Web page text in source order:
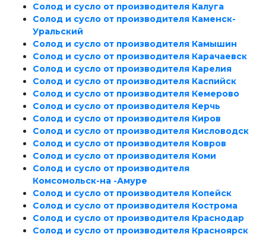
Солод и сусло от производителя Калуга
Солод и сусло от производителя Каменск-
Уральский
Солод и сусло от производителя Камышин
Солод и сусло от производителя Карачаевск
Солод и сусло от производителя Карелия
Солод и сусло от производителя Каспийск
Солод и сусло от производителя Кемерово
Солод и сусло от производителя Керчь
Солод и сусло от производителя Киров
Солод и сусло от производителя Кисловодск
Солод и сусло от производителя Ковров
Солод и сусло от производителя Коми
Солод и сусло от производителя
Комсомольск-на -Амуре
Солод и сусло от производителя Копейск
Солод и сусло от производителя Кострома
Солод и сусло от производителя Краснодар
Солод и сусло от производителя Красноярск